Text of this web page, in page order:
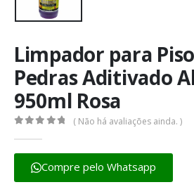
Limpador para
Pedras Aditivado
950ml Rosa
( Não há avaliações ainda. )
Compre pelo Whatsapp